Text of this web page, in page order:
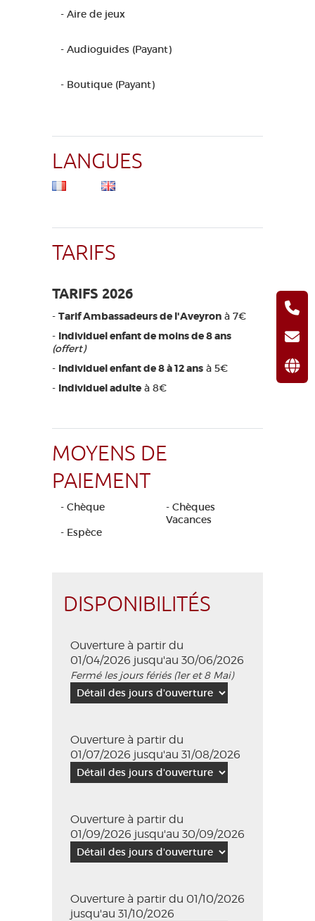
- Aire de jeux
- Audioguides (Payant)
- Boutique (Payant)
LANGUES
TARIFS
TARIFS 2026
- Tarif Ambassadeurs de l'Aveyron à 7€
- Individuel enfant de moins de 8 ans
(offert)
- Individuel enfant de 8 à 12 ans à 5€
- Individuel adulte à 8€
MOYENS DE
PAIEMENT
- Chèque
- Chèques
Vacances
- Espèce
DISPONIBILITÉS
Ouverture à partir du
01/04/2026 jusqu'au 30/06/2026
Fermé les jours fériés (1er et 8 Mai)
Ouverture à partir du
01/07/2026 jusqu'au 31/08/2026
Ouverture à partir du
01/09/2026 jusqu'au 30/09/2026
Ouverture à partir du 01/10/2026
jusqu'au 31/10/2026